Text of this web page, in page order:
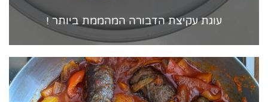
עוגת עקיצת הדבורה המהממת ביותר !